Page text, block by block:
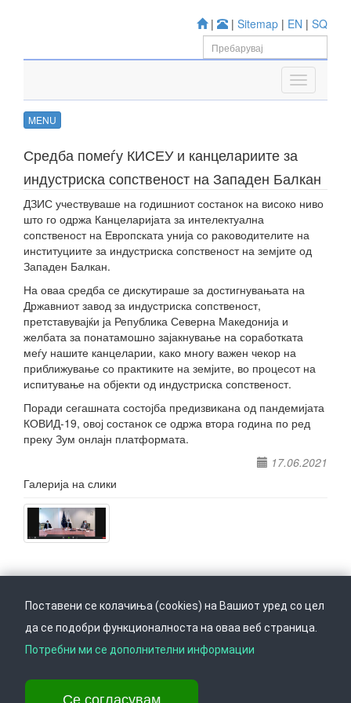
| | Sitemap | EN | SQ
MENU
Средба помеѓу КИСЕУ и канцелариите за
индустриска сопственост на Западен Балкан
ДЗИС учествуваше на годишниот состанок на високо ниво
што го одржа Канцеларијата за интелектуална
сопственост на Европската унија со раководителите на
институциите за индустриска сопственост на земјите од
Западен Балкан.
На оваа средба се дискутираше за достигнувањата на
Државниот завод за индустриска сопственост,
претставувајќи ја Република Северна Македонија и
желбата за понатамошно зајакнување на соработката
меѓу нашите канцеларии, како многу важен чекор на
приближување со практиките на земјите, во процесот на
испитување на објекти од индустриска сопственост.
Поради сегашната состојба предизвикана од пандемијата
КОВИД-19, овој состанок се одржа втора година по ред
преку Зум онлајн платформата.
17.06.2021
Галерија на слики
Врати се горе
Поставени се колачиња (cookies) на Вашиот уред со цел
да се подобри функционалноста на оваа веб страница.
Потребни ми се дополнителни информации
Се согласувам